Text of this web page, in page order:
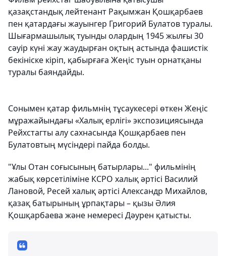
қазақстандық лейтенант Рақымжан Қошқарбаев
пен қатардағы жауынгер Григорий Булатов туралы.
Шығармашылық туынды олардың 1945 жылғы 30
сәуір күні жау жаудырған оқтың астында фашистік
бекініске кіріп, қабырғаға Жеңіс туын орнатқаны
туралы баяндайды.
Сонымен қатар фильмнің тұсаукесері өткен Жеңіс
мұражайындағы «Халық ерлігі» экспозициясында
Рейхстагты алу сахнасында Қошқарбаев пен
Булатовтың мүсіндері пайда болды.
"Ұлы Отан соғысының батырлары..." фильмінің
жабық көрсетіліміне КСРО халық әртісі Василий
Лановой, Ресей халық әртісі Александр Михайлов,
қазақ батырының ұрпақтары – қызы Әлия
Қошқарбаева және немересі Дәурен қатысты.